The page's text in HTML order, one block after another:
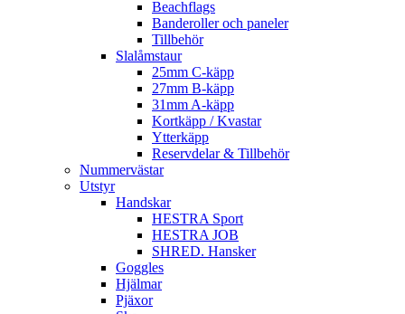
Beachflags
Banderoller och paneler
Tillbehör
Slalåmstaur
25mm C-käpp
27mm B-käpp
31mm A-käpp
Kortkäpp / Kvastar
Ytterkäpp
Reservdelar & Tillbehör
Nummervästar
Utstyr
Handskar
HESTRA Sport
HESTRA JOB
SHRED. Hansker
Goggles
Hjälmar
Pjäxor